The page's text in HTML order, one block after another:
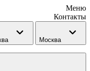
Меню
Контакты
Москва